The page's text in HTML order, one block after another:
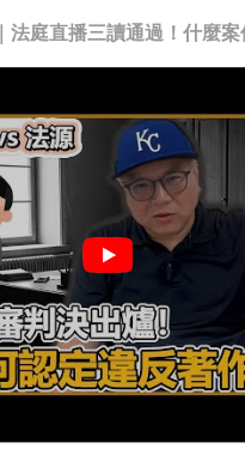
法庭直播三讀通過！什麼案